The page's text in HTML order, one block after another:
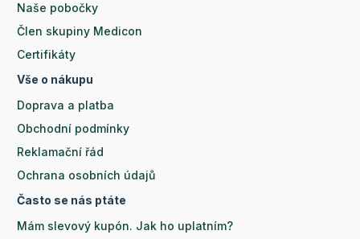
Naše pobočky
Člen skupiny Medicon
Certifikáty
Vše o nákupu
Doprava a platba
Obchodní podmínky
Reklamační řád
Ochrana osobních údajů
Často se nás ptáte
Mám slevový kupón. Jak ho uplatním?